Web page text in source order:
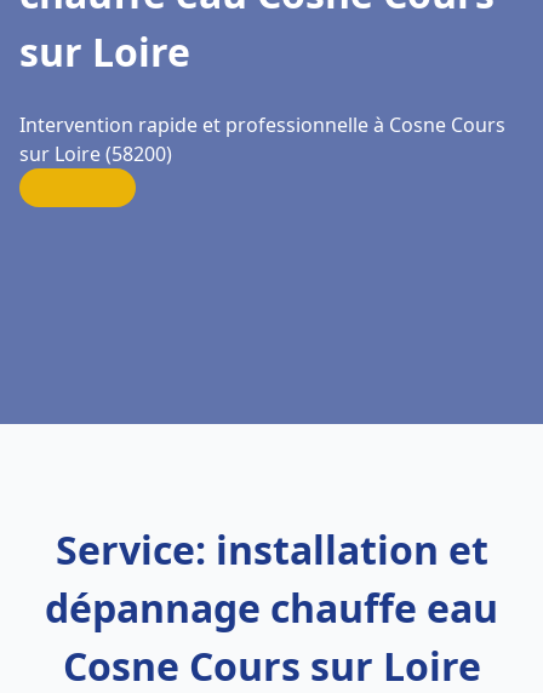
sur Loire
Intervention rapide et professionnelle à Cosne Cours
sur Loire (58200)
Service: installation et
dépannage chauffe eau
Cosne Cours sur Loire